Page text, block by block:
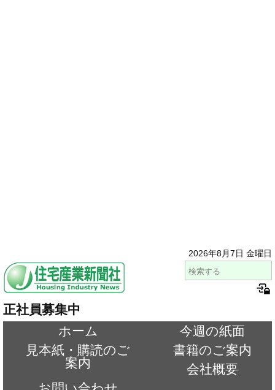
2026年8月7日 金曜日
正社員募集中
ホーム
今週の紙面
見本紙・購読のご
案内
書籍のご案内
会社概要